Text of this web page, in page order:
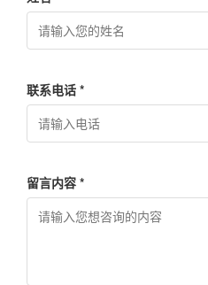
联系电话 *
留言内容 *